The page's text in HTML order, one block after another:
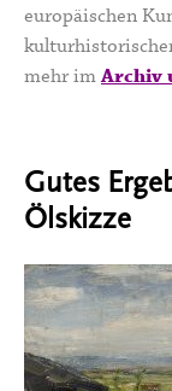
europäischen
mehr imArchiv
Gutes
Ölskizze